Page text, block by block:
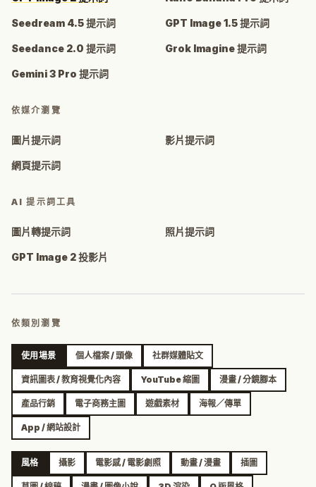
Seedream 4.5 提示詞 GPT Image 1.5 提示詞
Seedance 2.0 提示詞 Grok Imagine 提示詞
Gemini 3 Pro 提示詞
依媒介瀏覽
圖片提示詞 影片提示詞
網頁提示詞
AI 提示詞工具
圖片轉提示詞 照片提示詞
GPT Image 2 投影片
依類別瀏覽
使用場景 個人檔案 / 頭像 社群媒體貼文
資訊圖表 / 教育視覺化內容 YouTube 縮圖 漫畫 / 分鏡腳本
產品行銷 電子商務主圖 遊戲素材 海報／傳單
App / 網站設計
風格 攝影 電影感 / 電影劇照 動畫 / 漫畫 插圖